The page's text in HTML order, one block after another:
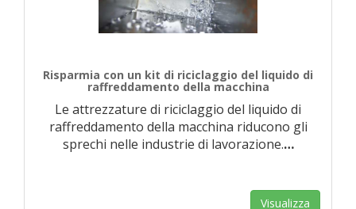
Risparmia con un kit di riciclaggio del liquido di
raffreddamento della macchina
Le attrezzature di riciclaggio del liquido di
raffreddamento della macchina riducono gli
sprechi nelle industrie di lavorazione.…
Visualizza